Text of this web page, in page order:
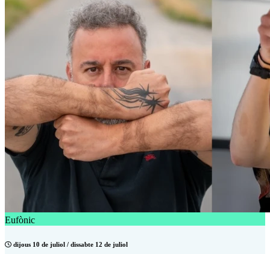
Eufònic
dijous 10 de juliol / dissabte 12 de juliol